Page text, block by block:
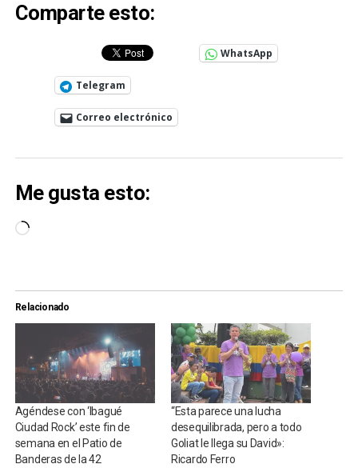
Comparte esto:
WhatsApp
Telegram
Correo electrónico
Me gusta esto:
Cargando...
Relacionado
Agéndese con ‘Ibagué
Ciudad Rock’ este fin de
semana en el Patio de
Banderas de la 42
“Esta parece una lucha
desequilibrada, pero a todo
Goliat le llega su David»:
Ricardo Ferro